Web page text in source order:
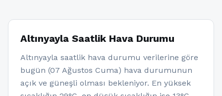
Altınyayla Saatlik Hava Durumu
Altınyayla saatlik hava durumu verilerine göre
bugün (07 Ağustos Cuma) hava durumunun
açık ve güneşli olması bekleniyor. En yüksek